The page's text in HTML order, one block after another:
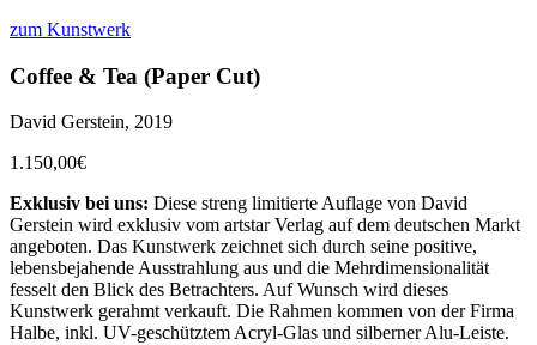
zum Kunstwerk
Coffee & Tea (Paper Cut)
David Gerstein, 2019
1.150,00€
Exklusiv bei uns: Diese streng limitierte Auflage von David
Gerstein wird exklusiv vom artstar Verlag auf dem deutschen Markt
angeboten. Das Kunstwerk zeichnet sich durch seine positive,
lebensbejahende Ausstrahlung aus und die Mehrdimensionalität
fesselt den Blick des Betrachters. Auf Wunsch wird dieses
Kunstwerk gerahmt verkauft. Die Rahmen kommen von der Firma
Halbe, inkl. UV-geschütztem Acryl-Glas und silberner Alu-Leiste.